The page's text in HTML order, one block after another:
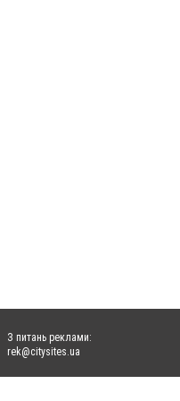
З питань реклами:
rek@citysites.ua